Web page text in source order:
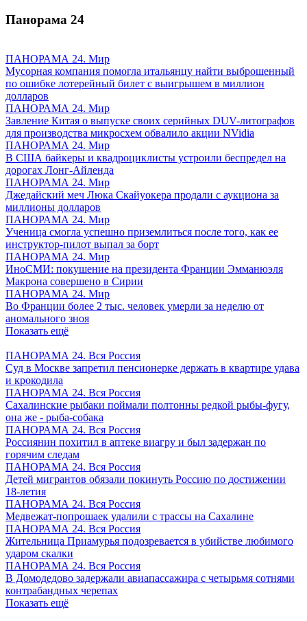
Панорама 24
ПАНОРАМА 24. Мир
Мусорная компания помогла итальянцу найти выброшенный
по ошибке лотерейный билет с выигрышем в миллион
долларов
ПАНОРАМА 24. Мир
Завление Китая о выпуске своих серийных DUV-литографов
для производства микросхем обвалило акции NVidia
ПАНОРАМА 24. Мир
В США байкеры и квадроциклисты устроили беспредел на
дорогах Лонг-Айленда
ПАНОРАМА 24. Мир
Джедайский меч Люка Скайуокера продали с аукциона за
миллионы долларов
ПАНОРАМА 24. Мир
Ученица смогла успешно приземлиться после того, как ее
инструктор-пилот выпал за борт
ПАНОРАМА 24. Мир
ИноСМИ: покушение на президента Франции Эмманюэля
Макрона совершено в Сирии
ПАНОРАМА 24. Мир
Во Франции более 2 тыс. человек умерли за неделю от
аномального зноя
Показать ещё
ПАНОРАМА 24. Вся Россия
Суд в Москве запретил пенсионерке держать в квартире удава
и крокодила
ПАНОРАМА 24. Вся Россия
Сахалинские рыбаки поймали полтонны редкой рыбы-фугу,
она же - рыба-собака
ПАНОРАМА 24. Вся Россия
Россиянин похитил в аптеке виагру и был задержан по
горячим следам
ПАНОРАМА 24. Вся Россия
Детей мигрантов обязали покинуть Россию по достижении
18-летия
ПАНОРАМА 24. Вся Россия
Медвежат-попрошаек удалили с трассы на Сахалине
ПАНОРАМА 24. Вся Россия
Жительница Приамурья подозревается в убийстве любимого
ударом скалки
ПАНОРАМА 24. Вся Россия
В Домодедово задержали авиапассажира с четырьмя сотнями
контрабандных черепах
Показать ещё